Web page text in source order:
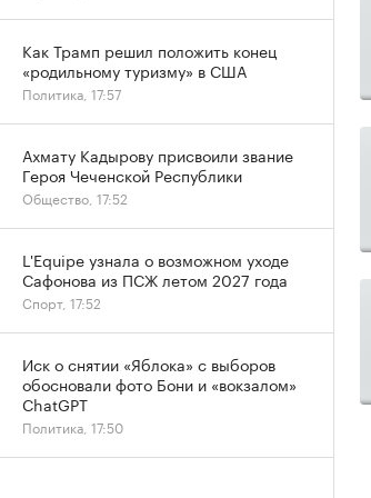
Как Трамп решил положить конец
«родильному туризму» в США
Политика, 17:57
Ахмату Кадырову присвоили звание
Героя Чеченской Республики
Общество, 17:52
L'Equipe узнала о возможном уходе
Сафонова из ПСЖ летом 2027 года
Спорт, 17:52
Иск о снятии «Яблока» с выборов
обосновали фото Бони и «вокзалом»
ChatGPT
Политика, 17:50